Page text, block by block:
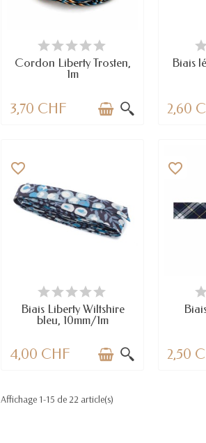
EN STOCK
Cordon Liberty Trosten,
1m
3,70 CHF
Biais
2,60
EN STOCK
favorite_border
Biais Liberty Wiltshire
bleu, 10mm/1m
4,00 CHF
favorite_border
2,50
Affichage 1-15 de 22 article(s)